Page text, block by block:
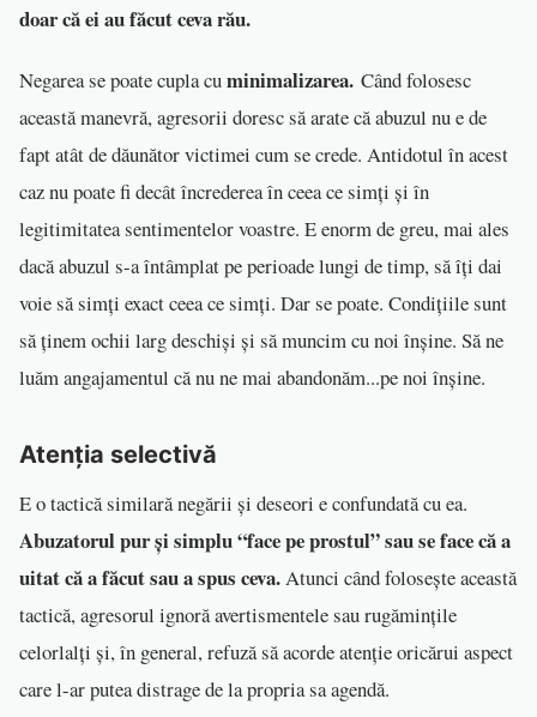
doar că ei au făcut ceva rău.
Negarea se poate cupla cuminimalizarea. Când folosesc
această manevră, agresorii doresc să arate că abuzul nu e de
fapt atât de dăunător victimei cum se crede. Antidotul în acest
caz nu poate fi decât încrederea în ceea ce simți și în
legitimitatea sentimentelor voastre. E enorm de greu, mai ales
dacă abuzul s-a întâmplat pe perioade lungi de timp, să îți dai
voie să simți exact ceea ce simți. Dar se poate. Condițiile sunt
să ținem ochii larg deschiși și să muncim cu noi înșine. Să ne
luăm angajamentul că nu ne mai abandonăm...pe noi înșine.
Atenția selectivă
E o tactică similară negării și deseori e confundată cu ea.
Abuzatorul pur și simplu“face pe prostul” sau se face că a
uitat că a făcut sau a spus ceva.Atunci când folosește această
tactică, agresorul ignoră avertismentele sau rugămințile
celorlalți și, în general, refuză să acorde atenție oricărui aspect
care l-ar putea distrage de la propria sa agendă.